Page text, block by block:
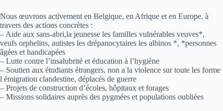
Nous œuvrons activement en Belgique, en Afrique et en Europe, à
travers des actions concrètes :
– Aide aux sans-abri,la jeunesse les familles vulnérables veuves*,
veufs orphelins, autistes les drépanocytaires les albinos *, *personnes
âgées et handicapées
– Lutte contre l’insalubrité et éducation à l’hygiène
– Soutien aux étudiants étrangers, non a la violence sur toute les forme
l émigration clandestine, déplacés de guerre
– Projets de construction d’écoles, hôpitaux et forages
– Missions solidaires auprès des pygmées et populations oubliées